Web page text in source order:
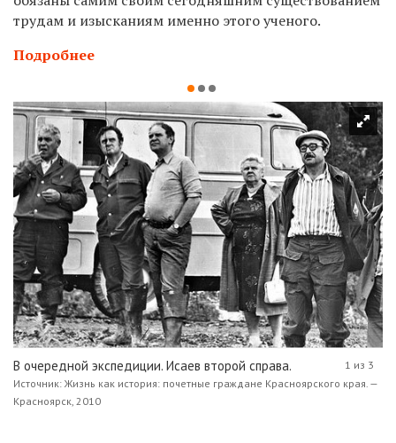
трудам и изысканиям именно этого ученого.
Подробнее
В очередной экспедиции. Исаев второй справа.
Источник: Жизнь как история: почетные граждане Красноярского края. —
Красноярск, 2010
1 из 3